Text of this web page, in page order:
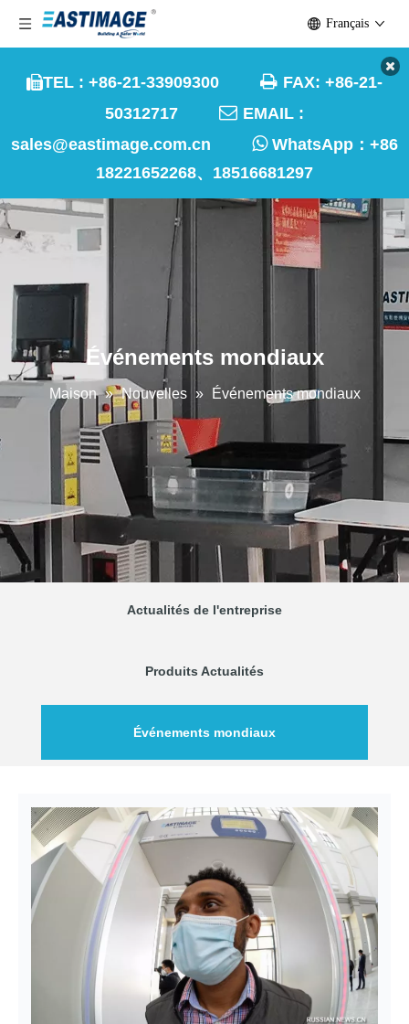
TEL : +86-21-33909300  FAX: +86-21-
50312717  EMAIL :
sales@eastimage.com.cn
WhatsApp： +86
18221652268、18516681297
Français
Événements mondiaux
Maison » Nouvelles » Événements mondiaux
Actualités de l'entreprise
Produits Actualités
Événements mondiaux